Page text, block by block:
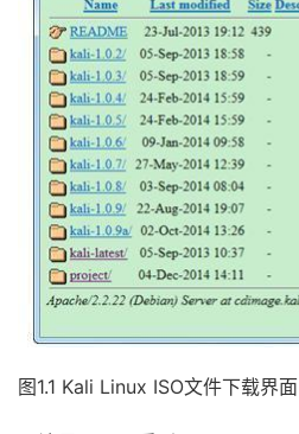
图1.1 Kali Linux ISO文件下载界面